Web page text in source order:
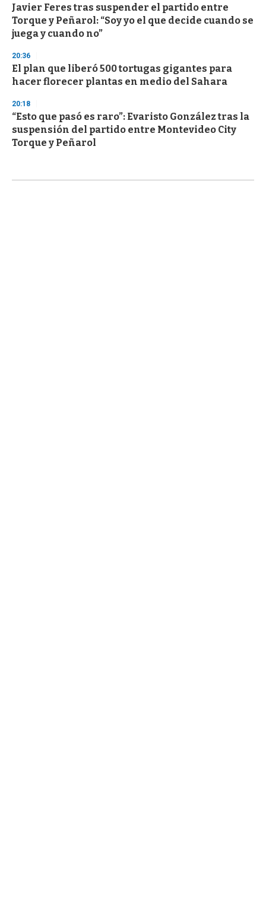
Javier Feres tras suspender el partido entre
Torque y Peñarol: “Soy yo el que decide cuando se
juega y cuando no”
20:36
El plan que liberó 500 tortugas gigantes para
hacer florecer plantas en medio del Sahara
20:18
“Esto que pasó es raro”: Evaristo González tras la
suspensión del partido entre Montevideo City
Torque y Peñarol